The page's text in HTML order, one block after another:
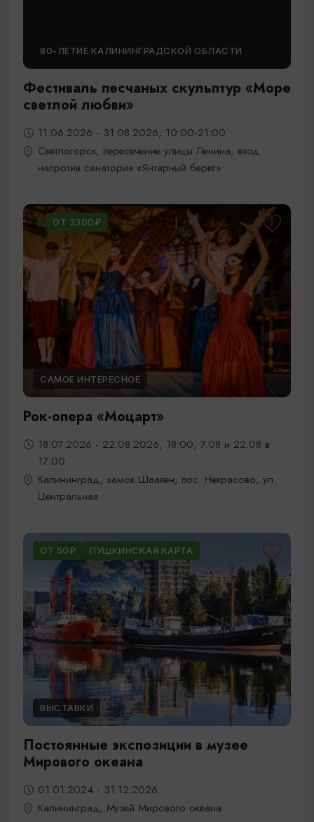
80-ЛЕТИЕ КАЛИНИНГРАДСКОЙ ОБЛАСТИ
Фестиваль песчаных скульптур «Море
светлой любви»
11.06.2026 - 31.08.2026, 10:00-21:00
Светлогорск, пересечение улицы Ленина, вход
напротив санатория «Янтарный берег»
ОТ 3300₽
САМОЕ ИНТЕРЕСНОЕ
Рок-опера «Моцарт»
18.07.2026 - 22.08.2026, 18:00, 7.08 и 22.08 в
17:00
Калининград, замок Шаакен, пос. Некрасово, ул.
Центральная
ОТ 50₽ ПУШКИНСКАЯ КАРТА
ВЫСТАВКИ
Постоянные экспозиции в музее
Мирового океана
01.01.2024 - 31.12.2026
Калининград, Музей Мирового океана